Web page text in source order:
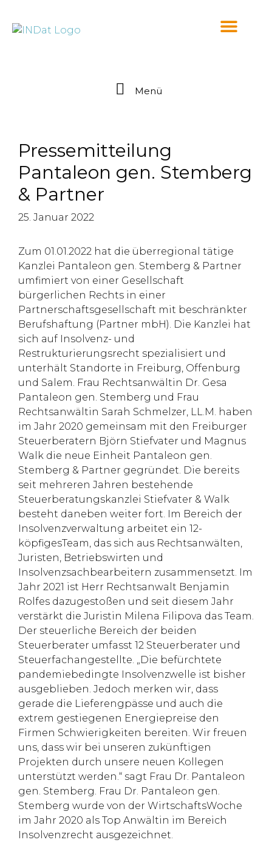
Menü
Pressemitteilung
Pantaleon gen. Stemberg
& Partner
25. Januar 2022
Zum 01.01.2022 hat die überregional tätige
Kanzlei Pantaleon gen. Stemberg & Partner
umfimiert von einer Gesellschaft
bürgerlichen Rechts in einer
Partnerschaftsgesellschaft mit beschränkter
Berufshaftung (Partner mbH). Die Kanzlei hat
sich auf Insolvenz- und
Restrukturierungsrecht spezialisiert und
unterhält Standorte in Freiburg, Offenburg
und Salem. Frau Rechtsanwältin Dr. Gesa
Pantaleon gen. Stemberg und Frau
Rechtsanwältin Sarah Schmelzer, LL.M. haben
im Jahr 2020 gemeinsam mit den Freiburger
Steuerberatern Björn Stiefvater und Magnus
Walk die neue Einheit Pantaleon gen.
Stemberg & Partner gegründet. Die bereits
seit mehreren Jahren bestehende
Steuerberatungskanzlei Stiefvater & Walk
besteht daneben weiter fort. Im Bereich der
Insolvenzverwaltung arbeitet ein 12-
köpfigesTeam, das sich aus Rechtsanwälten,
Juristen, Betriebswirten und
Insolvenzsachbearbeitern zusammensetzt. Im
Jahr 2021 ist Herr Rechtsanwalt Benjamin
Rolfes dazugestoßen und seit diesem Jahr
verstärkt die Juristin Milena Filipova das Team.
Der steuerliche Bereich der beiden
Steuerberater umfasst 12 Steuerberater und
Steuerfachangestellte. „Die befürchtete
pandemiebedingte Insolvenzwelle ist bisher
ausgeblieben. Jedoch merken wir, dass
gerade die Lieferengpässe und auch die
extrem gestiegenen Energiepreise den
Firmen Schwierigkeiten bereiten. Wir freuen
uns, dass wir bei unseren zukünftigen
Projekten durch unsere neuen Kollegen
unterstützt werden.“ sagt Frau Dr. Pantaleon
gen. Stemberg. Frau Dr. Pantaleon gen.
Stemberg wurde von der WirtschaftsWoche
im Jahr 2020 als Top Anwältin im Bereich
Insolvenzrecht ausgezeichnet.